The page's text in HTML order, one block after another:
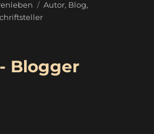
Schlagwörter
Autor, Blog,
Blogger